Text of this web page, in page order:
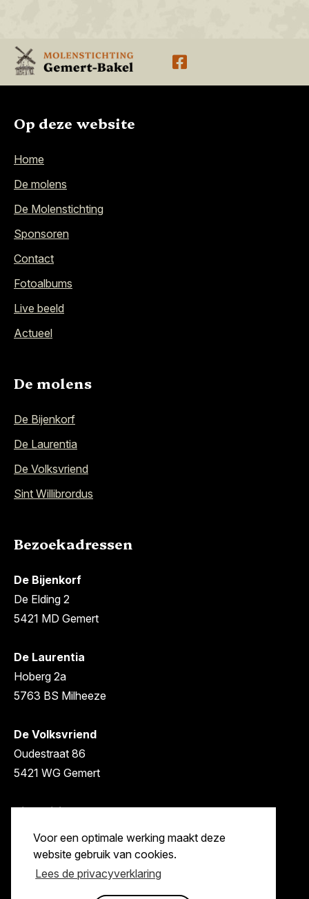
Voor een optimale werking maakt deze
website gebruik van cookies.
Lees de privacyverklaring
Op deze website
Home
De molens
De Molenstichting
Sponsoren
Contact
Fotoalbums
Live beeld
Actueel
De molens
De Bijenkorf
De Laurentia
De Volksvriend
Sint Willibrordus
Bezoekadressen
De Bijenkorf
De Elding 2
5421 MD Gemert
De Laurentia
Hoberg 2a
5763 BS Milheeze
De Volksvriend
Oudestraat 86
5421 WG Gemert
Sint Willibrordus
Achter de Molen 1
5761 CJ Bakel